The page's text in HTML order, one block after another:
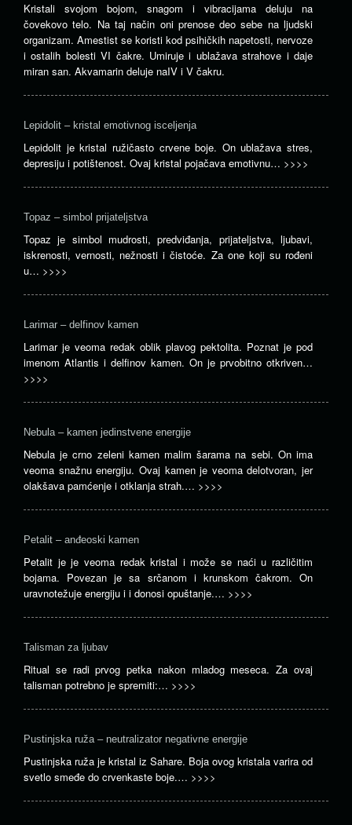
Kristali svojom bojom, snagom i vibracijama deluju na
čovekovo telo. Na taj način oni prenose deo sebe na ljudski
organizam. Amestist se koristi kod psihičkih napetosti, nervoze
i ostalih bolesti VI čakre. Umiruje i ublažava strahove i daje
miran san. Akvamarin deluje naIV i V čakru.
Lepidolit – kristal emotivnog isceljenja
Lepidolit je kristal ružičasto crvene boje. On ublažava stres,
depresiju i potištenost. Ovaj kristal pojačava emotivnu… >>>>
Topaz – simbol prijateljstva
Topaz je simbol mudrosti, predviđanja, prijateljstva, ljubavi,
iskrenosti, vernosti, nežnosti i čistoće. Za one koji su rođeni
u… >>>>
Larimar – delfinov kamen
Larimar je veoma redak oblik plavog pektolita. Poznat je pod
imenom Atlantis i delfinov kamen. On je prvobitno otkriven…
>>>>
Nebula – kamen jedinstvene energije
Nebula je crno zeleni kamen malim šarama na sebi. On ima
veoma snažnu energiju. Ovaj kamen je veoma delotvoran, jer
olakšava pamćenje i otklanja strah.… >>>>
Petalit – anđeoski kamen
Petalit je je veoma redak kristal i može se naći u različitim
bojama. Povezan je sa srčanom i krunskom čakrom. On
uravnotežuje energiju i i donosi opuštanje.… >>>>
Talisman za ljubav
Ritual se radi prvog petka nakon mladog meseca. Za ovaj
talisman potrebno je spremiti:… >>>>
Pustinjska ruža – neutralizator negativne energije
Pustinjska ruža je kristal iz Sahare. Boja ovog kristala varira od
svetlo smeđe do crvenkaste boje.… >>>>